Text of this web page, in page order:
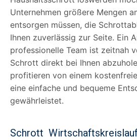
Unternehmen größere Mengen
entsorgen müssen, die
Ihnen zuverlässig zur Seite. Ein
professionelle Team ist zeitnah
Schrott direkt bei Ihnen
profitieren von einem
eine einfache und bequeme
gewährleistet.
Schrott